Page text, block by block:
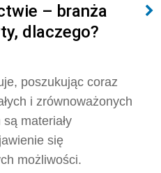
– branża
dlaczego?
poszukując coraz
i zrównoważonych
materiały
się
możliwości.